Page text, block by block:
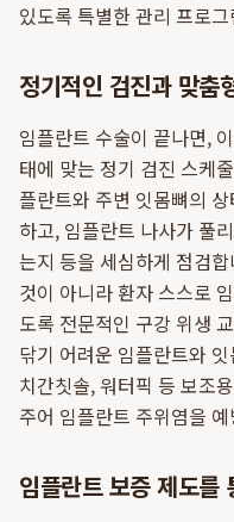
있도록 특별한 관리 프로
정기적인 검진과 맞춤
임플란트 수술이 끝나면,
태에 맞는 정기 검진 스케
플란트와 주변 잇몸뼈의
하고, 임플란트 나사가 풀
는지 등을 세심하게 점검
것이 아니라 환자 스스로
도록 전문적인 구강 위생
닦기 어려운 임플란트와
치간칫솔, 워터픽 등 보조
주어 임플란트 주위염을
임플란트 보증 제도를